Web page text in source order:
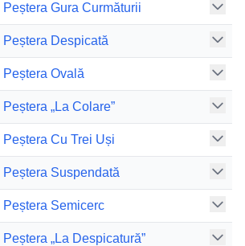
Peștera Gura Curmăturii
Peștera Despicată
Peștera Ovală
Peștera „La Colare”
Peștera Cu Trei Uși
Peștera Suspendată
Peștera Semicerc
Peștera „La Despicatură”